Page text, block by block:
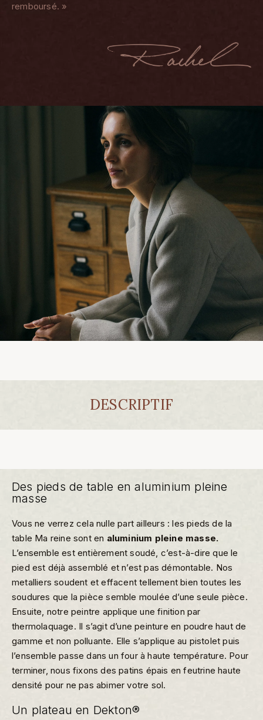
remboursé. »
DESCRIPTIF
Des pieds de table en aluminium pleine
masse
Vous ne verrez cela nulle part ailleurs : les pieds de la
table Ma reine sont en aluminium pleine masse.
L’ensemble est entièrement soudé, c’est-à-dire que le
pied est déjà assemblé et n’est pas démontable. Nos
metalliers soudent et effacent tellement bien toutes les
soudures que la pièce semble moulée d’une seule pièce.
Ensuite, notre peintre applique une finition par
thermolaquage. Il s’agit d’une peinture en poudre haut de
gamme et non polluante. Elle s’applique au pistolet puis
l’ensemble passe dans un four à haute température. Pour
terminer, nous fixons des patins épais en feutrine haute
densité pour ne pas abimer votre sol.
Un plateau en Dekton®